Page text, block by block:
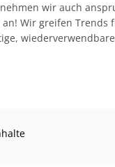
wir auch
Wir greifen Trends